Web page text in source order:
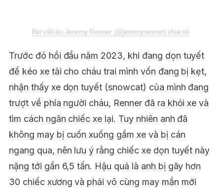
Bài viết do Jeremy Renner (@jeremyrenner) chia sẻ
Trước đó hồi đầu năm 2023, khi đang dọn tuyết
để kéo xe tải cho cháu trai mình vốn đang bị kẹt,
nhận thấy xe dọn tuyết (snowcat) của mình đang
trượt về phía người cháu, Renner đã ra khỏi xe và
tìm cách ngăn chiếc xe lại. Tuy nhiên anh đã
không may bị cuốn xuống gầm xe và bị cán
ngang qua, nên lưu ý rằng chiếc xe dọn tuyết này
nặng tới gần 6,5 tấn. Hậu quả là anh bị gãy hơn
30 chiếc xương và phải vô cùng may mắn mới